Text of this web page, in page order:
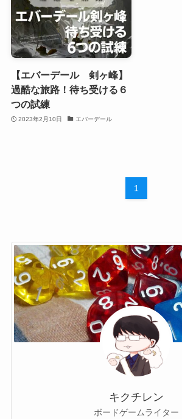
【エバーデール 剣ヶ峰】
過酷な旅路！待ち受ける６
つの試練
2023年2月10日 エバーデール
1
キクチレン
ボードゲームライター